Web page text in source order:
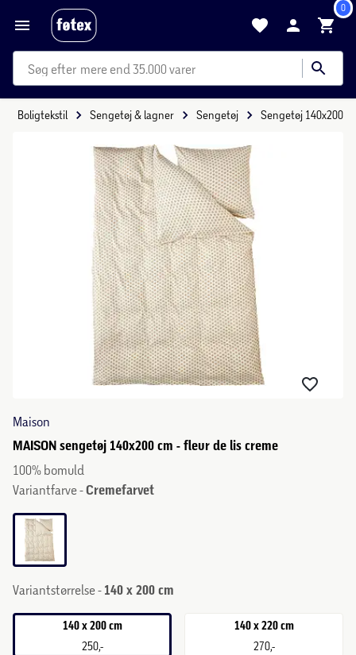
0
mere end 35.000 varer
Boligtekstil Sengetøj & lagner Sengetøj Sengetøj 140x200
Maison
MAISON sengetøj 140x200 cm - fleur de lis creme
100% bomuld
Variantfarve -Cremefarvet
Variantstørrelse - 140 x 200 cm
140 x 200 cm
250,-
140 x 220 cm
270,-